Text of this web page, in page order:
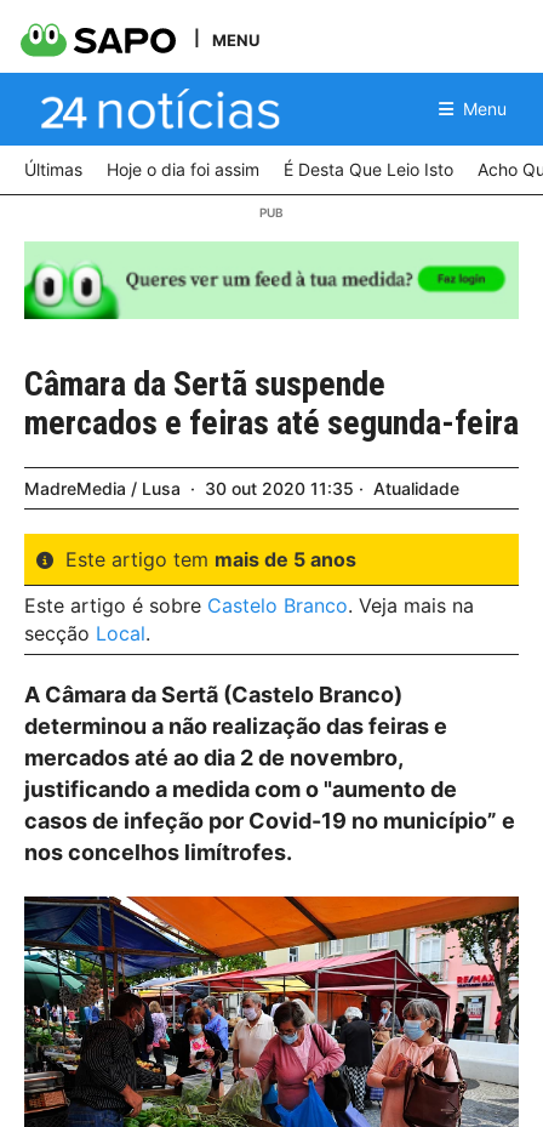
MENU
Menu
Últimas Hoje o dia foi assim É Desta Que Leio Isto Acho
Câmara da Sertã suspende
mercados e feiras até segunda-feira
MadreMedia / Lusa 30 out 2020 11:35 Atualidade
Este artigo tem mais de 5 anos
Este artigo é sobre Castelo Branco. Veja mais na
secção Local.
A Câmara da Sertã (Castelo Branco)
determinou a não realização das feiras e
mercados até ao dia 2 de novembro,
justificando a medida com o "aumento de
casos de infeção por Covid-19 no município” e
nos concelhos limítrofes.